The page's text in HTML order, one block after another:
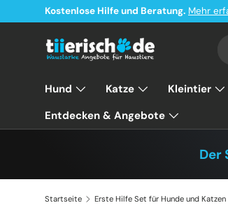
Direkt zum Inhalt
Kostenlose Hilfe und Beratung. Mehr
Hund Katze Kleintier
Entdecken & Angebote
Der
Startseite Erste Hilfe Set für Hunde und Katzen